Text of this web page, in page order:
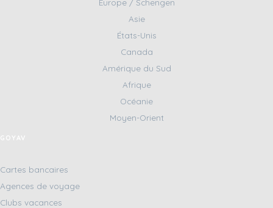
Europe / Schengen
Asie
États-Unis
Canada
Amérique du Sud
Afrique
Océanie
Moyen-Orient
GOYAV
Cartes bancaires
Agences de voyage
Clubs vacances